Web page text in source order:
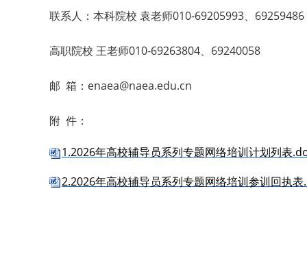
联系人：本科院校 袁老师010-69205993、69259486
高职院校 王老师010-69263804、69240058
邮 箱：enaea@naea.edu.cn
附 件：
1.2026年高校辅导员系列专题网络培训计划列表
2.2026年高校辅导员系列专题网络培训参训回执